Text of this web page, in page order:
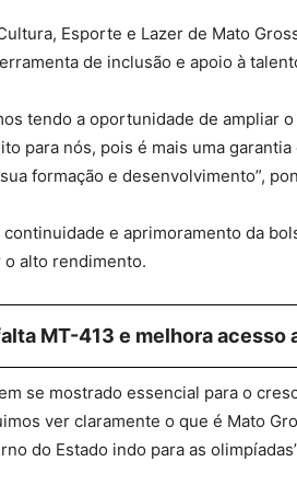
Esporte e Lazer de Mato
de inclusão e apoio à
tendo a oportunidade de ampliar
para nós, pois é mais uma
formação e desenvolvimento”,
continuidade e aprimoramento da
o alto rendimento.
MT-413 e melhora acesso
se mostrado essencial para o
ver claramente o que é Mato
do Estado indo para as